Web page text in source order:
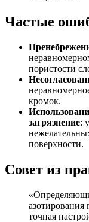
Частые
пористости
кромок.
загрязнение:
поверхности.
Совет из
азотирования
точная